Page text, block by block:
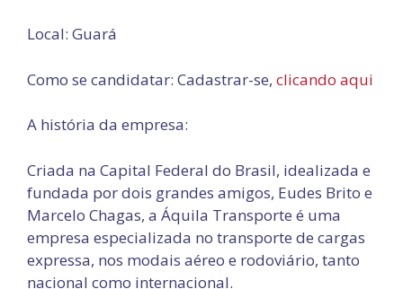
Local: Guará
Como se candidatar: Cadastrar-se, clicando aqui
A história da empresa:
Criada na Capital Federal do Brasil, idealizada e
fundada por dois grandes amigos, Eudes Brito e
Marcelo Chagas, a Áquila Transporte é uma
empresa especializada no transporte de cargas
expressa, nos modais aéreo e rodoviário, tanto
nacional como internacional.